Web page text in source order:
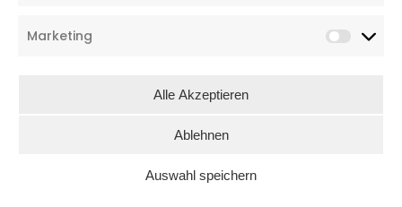
Marketing
Alle Akzeptieren
Ablehnen
Auswahl speichern